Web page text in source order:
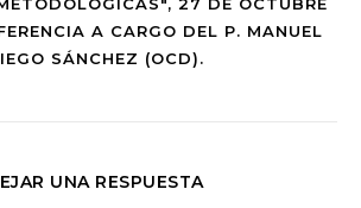
A CARGO DEL P. MANUEL
SÁNCHEZ (OCD).
UNA RESPUESTA